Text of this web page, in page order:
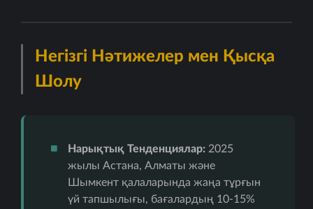
Негізгі Нәтижелер мен Қысқа
Шолу
Нарықтық Тенденциялар:2025
жылы Астана, Алматы және
Шымкент қалаларында жаңа тұрғын
үй тапшылығы, бағалардың 10-15%